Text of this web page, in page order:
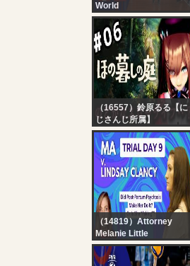
World
Peru vs. Venezuela -
Pool Play | Girls' U17
World Championship -
2026
（16557）鈴原るる【に
じさんじ所属】
【ほの暮しの庭】#06
ほのぼの・・？スローラ
イフ生活
ッ・・・！！！！！【に
じさんじ/鈴原るる 】
（14819）Attorney
Melanie Little
LIVE?Day 9 LINDSAY
CLANCY Trial?The